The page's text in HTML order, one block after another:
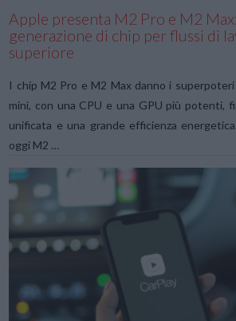
Apple presenta M2 Pro e M2
generazione di chip per flussi di
superiore
I chip M2 Pro e M2 Max danno i
mini, con una CPU e una GPU più potenti,
unificata e una grande efficienza
oggi M2 …